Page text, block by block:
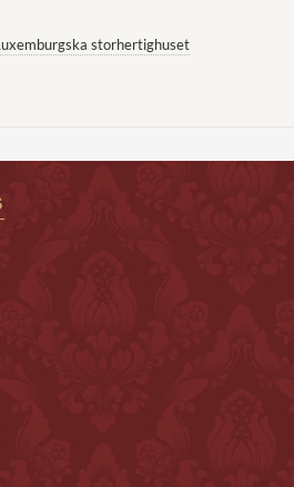
storhertighuset